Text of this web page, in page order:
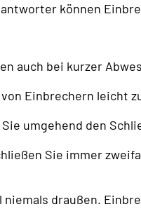
können
auch bei kurzer
Einbrechern leicht
umgehend den
Sie immer
draußen.